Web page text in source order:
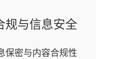
规与信息安全
保密与内容合规性